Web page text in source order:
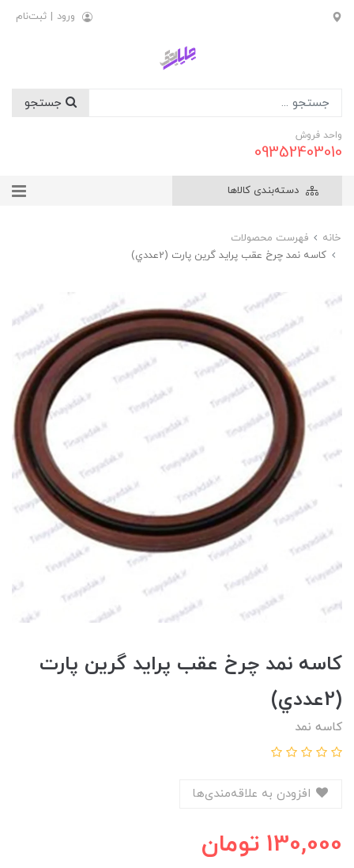
ورود | ثبت‌نام
واحد فروش
09352403010
دسته‌بندی کالاها
خانه
فهرست محصولات
کاسه نمد چرخ عقب پرايد گرين پارت (2عددي)
کاسه نمد چرخ عقب پرايد گرين پارت
(2عددي)
کاسه نمد
130,000 تومان